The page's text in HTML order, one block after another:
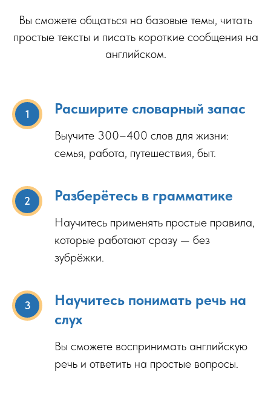
Вы сможете общаться на базовые темы, читать
простые тексты и писать короткие сообщения на
английском.
Расширите словарный запас
Выучите 300–400 слов для жизни:
семья, работа, путешествия, быт.
Разберётесь в грамматике
Научитесь применять простые правила,
которые работают сразу — без
зубрёжки.
Научитесь понимать речь на
слух
Вы сможете воспринимать английскую
речь и ответить на простые вопросы.